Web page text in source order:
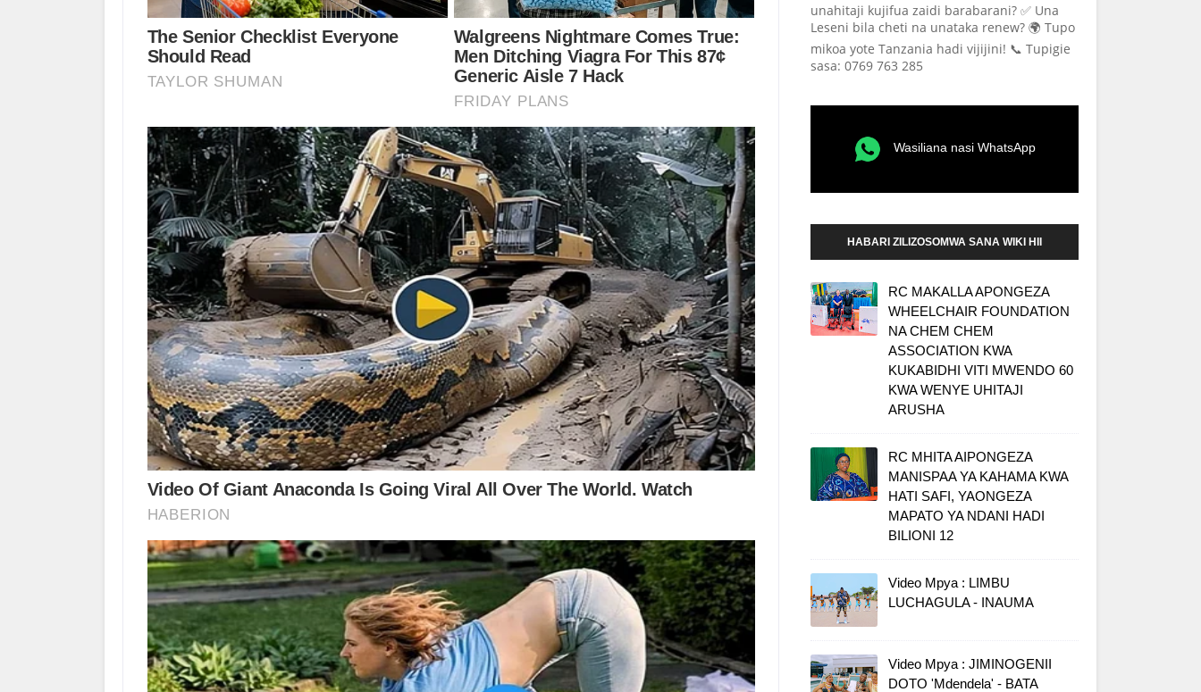
unahitaji kujifua zaidi barabarani? ✅ Una
Leseni bila cheti na unataka renew? 🌍 Tupo
mikoa yote Tanzania hadi vijijini! 📞 Tupigie
sasa: 0769 763 285
Wasiliana nasi WhatsApp
HABARI ZILIZOSOMWA SANA WIKI HII
RC MAKALLA APONGEZA
WHEELCHAIR FOUNDATION
NA CHEM CHEM
ASSOCIATION KWA
KUKABIDHI VITI MWENDO 60
KWA WENYE UHITAJI
ARUSHA
RC MHITA AIPONGEZA
MANISPAA YA KAHAMA KWA
HATI SAFI, YAONGEZA
MAPATO YA NDANI HADI
BILIONI 12
Video Mpya : LIMBU
LUCHAGULA - INAUMA
Video Mpya : JIMINOGENII
DOTO 'Mdendela' - BATA